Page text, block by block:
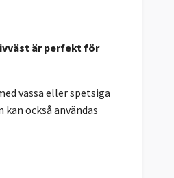
är perfekt för
vassa eller spetsiga
också användas